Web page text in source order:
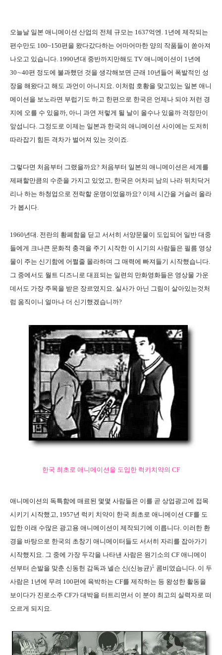
오늘날 일본 애니메이션 산업의 전체 규모는 1637억엔. 1년에 제작되는
편수만도 100~150편을 왔다갔다하는 어마어마한 양의 작품들이 쏟아져
나오고 있습니다. 1990년대 중반까지만해도 TV 애니메이션이 1년에
30∼40편 정도에 불과했던 것을 생각해보면 근래 10년들어 폭발적인 성
장을 해왔다고 해도 과언이 아니지요. 이처럼 호황을 맞고있는 일본 애니
메이션을 보노라면 부럽기도 하고 한편으로 한국은 언제나 되야 저런 경
지에 오를 수 있을까, 아니 과연 저렇게 될 날이 올수나 있을까 걱정만이
앞섭니다. 그정도로 이제는 일본과 한국의 애니메이션 사이에는 도저히
따라잡기 힘든 격차가 벌어져 있는 것이죠.
그렇다면 처음부터 그랬을까요? 처음부터 일본의 애니메이션은 세계를
제패할만큼의 수준을 가지고 있었고, 한국은 어차피 남의 나라 뒤치닥거
리나 하는 하청업으로 전락할 운명이었을까요? 이제 시간을 거슬러 올라
가 봅시다.
1960년대. 전란의 황폐함을 딛고 서서히 서양문물이 도입되어 일반 대중
들에게 크나큰 문화적 충격을 주기 시작한 이 시기의 사람들은 필름 영상
물이 주는 신기함에 어쩔줄 몰라하며 그 매력에 빠져들기 시작했습니다.
그 중에서도 월트 디즈니로 대표되는 일련의 만화영화들은 영상물 가운
데서도 가장 주목을 받은 장르였지요. 실사가 아닌 그림이 살아있는것처
럼 움직이니 얼마나 더 신기했겠습니까?
한국 최초로 애니메이션을 도입한 럭키치약의 CF
애니메이션의 독특함에 매료된 몇몇 사람들은 이를 곧 상업광고에 접목
시키기 시작했고, 1957년 럭키 치약이 한국 최초로 애니메이션 CF를 도
입한 이래 수많은 광고용 애니메이션이 제작되기에 이릅니다. 이러한 환
경을 바탕으로 한국의 초창기 애니메이터들도 서서히 자리를 잡아가기
시작했지요. 그 중에 가장 두각을 나타낸 사람은 원기소의 CF 애니메이
션부터 손발을 맞춘 신동헌 감독과 넬슨 신(신능균)1 콤비였습니다. 이 두
사람은 1년에 무려 100편에 육박하는 CF를 제작하는 등 왕성한 활동을
보이다가 진로소주 CF가 대박을 터트리면서 이 분야 최고의 실력자로 떠
오르게 되지요.